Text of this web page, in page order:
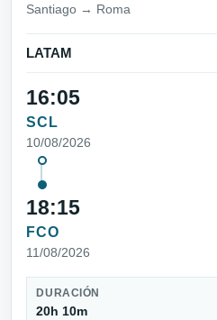
Santiago → Roma
LATAM
16:05
SCL
10/08/2026
18:15
FCO
11/08/2026
DURACIÓN
20h 10m